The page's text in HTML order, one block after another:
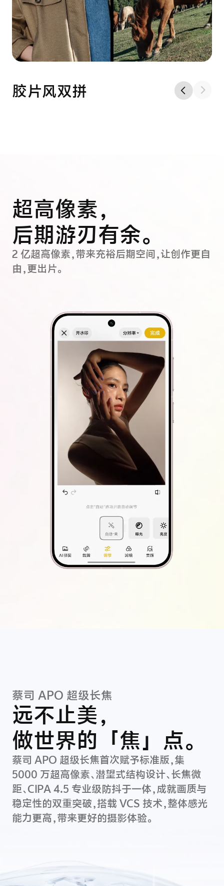
电影感三拼
超高像素，
后期游刃有余。
2 亿超高像素，带来充裕后期空间，让创作更自
由，更出片。
蔡司 APO 超级长焦
远不止美，
做世界的「焦」点。
​​蔡司 APO 超级长焦首次赋予标准版，集
5000 万超高像素、潜望式结构设计、长焦微
距、CIPA 4.5 专业级防抖于一体，成就画质与
稳定性的双重突破，搭载 VCS 技术，整体感光
能力更高，带来更好的摄影体验。